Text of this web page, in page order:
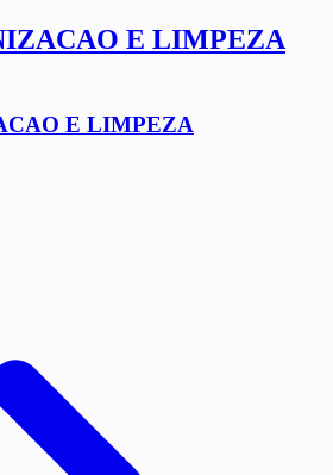
E LIMPEZA
E LIMPEZA